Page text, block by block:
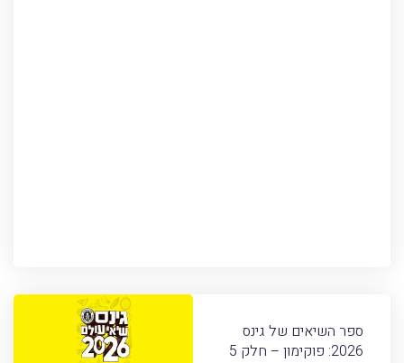
ספר השיאים של גינס
2026: פוקימון – חלק 5